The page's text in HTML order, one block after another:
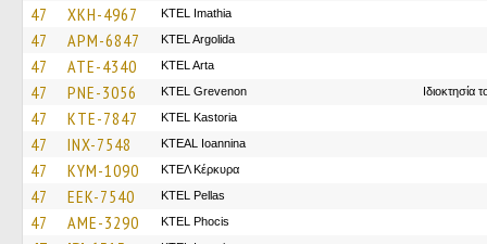
47 XKH-4967 KTEL Imathia
47 APM-6847 KTEL Argolida
47 ATE-4340 KTEL Arta
47 PNE-3056 ΚΤΕL Grevenon Ιδιοκτησία
47 KTE-7847 KTEL Kastoria
47 INX-7548 KTEAL Ioannina
47 KYM-1090 ΚΤΕΛ Κέρκυρα
47 EEK-7540 KTEL Pellas
47 AME-3290 ΚΤΕL Phocis